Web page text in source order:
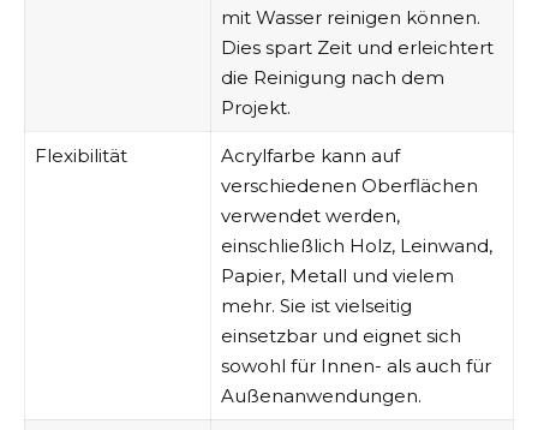
mit Wasser reinigen können.
Dies spart Zeit und erleichtert
die Reinigung nach dem
Projekt.
Flexibilität
Acrylfarbe kann auf
verschiedenen Oberflächen
verwendet werden,
einschließlich Holz, Leinwand,
Papier, Metall und vielem
mehr. Sie ist vielseitig
einsetzbar und eignet sich
sowohl für Innen- als auch für
Außenanwendungen.